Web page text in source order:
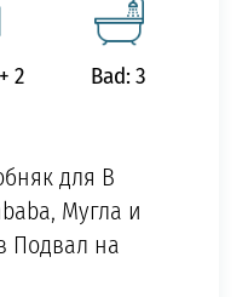
2 Bad: 3
для В
Мугла и
Подвал на